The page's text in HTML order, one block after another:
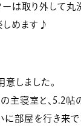
は取り外して丸
しめます♪
しました。
主寝室と、5.2帖
部屋を行き来で